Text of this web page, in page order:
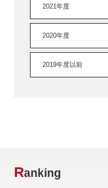
2021年度
2020年度
2019年度以前
Ranking